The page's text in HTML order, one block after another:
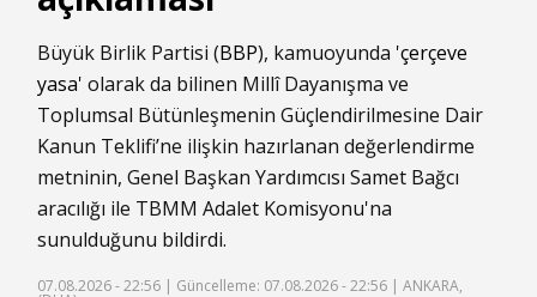
Büyük Birlik Partisi (BBP), kamuoyunda 'çerçeve
yasa' olarak da bilinen Millî Dayanışma ve
Toplumsal Bütünleşmenin Güçlendirilmesine Dair
Kanun Teklifi’ne ilişkin hazırlanan değerlendirme
metninin, Genel Başkan Yardımcısı Samet Bağcı
aracılığı ile TBMM Adalet Komisyonu'na
sunulduğunu bildirdi.
07.08.2026 - 22:56 | Güncelleme: 07.08.2026 - 22:56 | ANKARA,